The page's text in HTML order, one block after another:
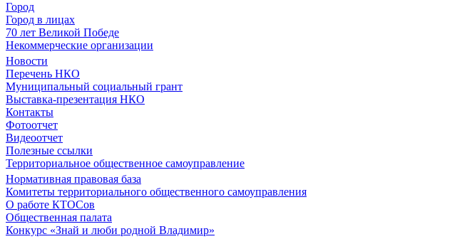
Город
Город в лицах
70 лет Великой Победе
Некоммерческие организации
Новости
Перечень НКО
Муниципальный социальный грант
Выставка-презентация НКО
Контакты
Фотоотчет
Видеоотчет
Полезные ссылки
Территориальное общественное самоуправление
Нормативная правовая база
Комитеты территориального общественного самоуправления
О работе КТОСов
Общественная палата
Конкурс «Знай и люби родной Владимир»